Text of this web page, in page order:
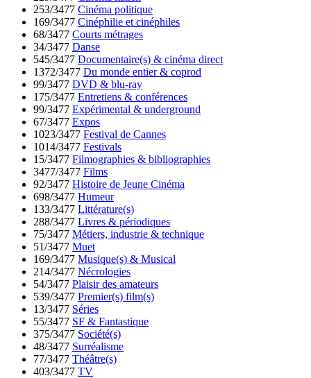
253/3477 Cinéma politique
169/3477 Cinéphilie et cinéphiles
68/3477 Courts métrages
34/3477 Danse
545/3477 Documentaire(s) & cinéma direct
1372/3477 Du monde entier & coprod
99/3477 DVD & blu-ray
175/3477 Entretiens & conférences
99/3477 Expérimental & underground
67/3477 Expos
1023/3477 Festival de Cannes
1014/3477 Festivals
15/3477 Filmographies & bibliographies
3477/3477 Films
92/3477 Histoire de Jeune Cinéma
698/3477 Humeur
133/3477 Littérature(s)
288/3477 Livres & périodiques
75/3477 Métiers, industrie & technique
51/3477 Muet
169/3477 Musique(s) & Musical
214/3477 Nécrologies
54/3477 Plaisir des amateurs
539/3477 Premier(s) film(s)
13/3477 Séries
55/3477 SF & Fantastique
375/3477 Société(s)
48/3477 Surréalisme
77/3477 Théâtre(s)
403/3477 TV